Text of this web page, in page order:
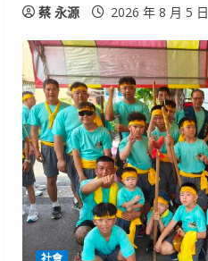
蔡 永源 2026 年 8 月 5 日